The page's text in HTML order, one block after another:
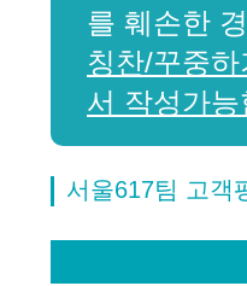
를 훼손한
칭찬/꾸중
서 작성가
서울617팀 고객